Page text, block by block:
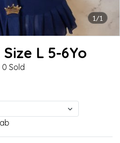
1/1
L 5-6Yo
0 Sold